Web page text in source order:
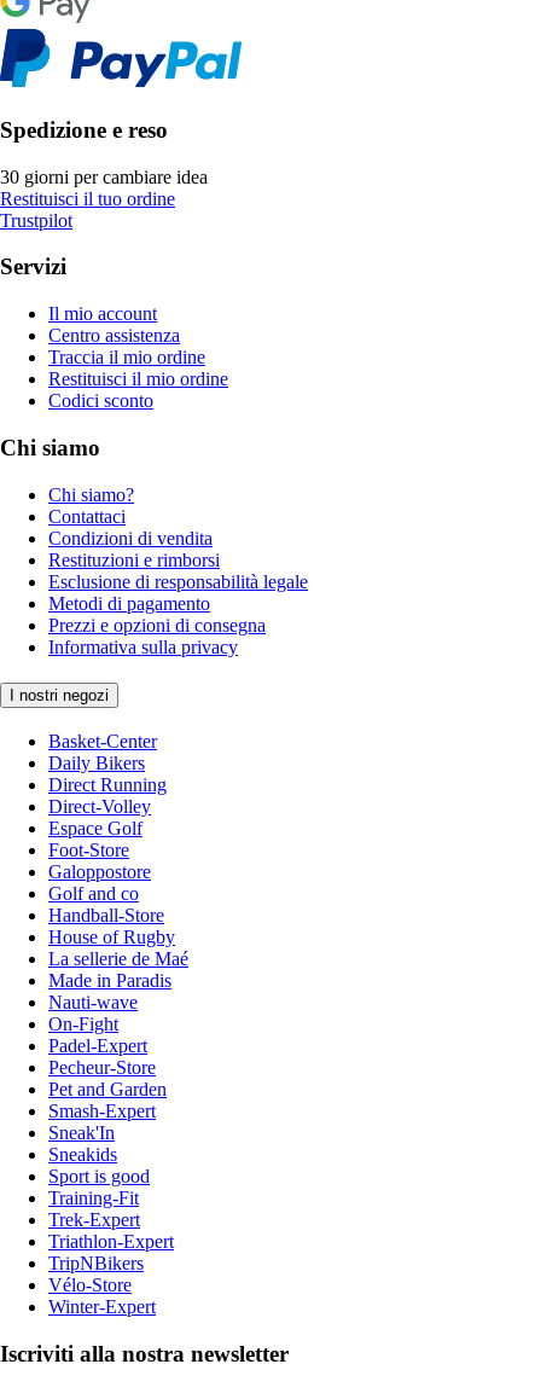
Spedizione e reso
30 giorni per cambiare idea
Restituisci il tuo ordine
Trustpilot
Servizi
Il mio account
Centro assistenza
Traccia il mio ordine
Restituisci il mio ordine
Codici sconto
Chi siamo
Chi siamo?
Contattaci
Condizioni di vendita
Restituzioni e rimborsi
Esclusione di responsabilità legale
Metodi di pagamento
Prezzi e opzioni di consegna
Informativa sulla privacy
I nostri negozi
Basket-Center
Daily Bikers
Direct Running
Direct-Volley
Espace Golf
Foot-Store
Galoppostore
Golf and co
Handball-Store
House of Rugby
La sellerie de Maé
Made in Paradis
Nauti-wave
On-Fight
Padel-Expert
Pecheur-Store
Pet and Garden
Smash-Expert
Sneak'In
Sneakids
Sport is good
Training-Fit
Trek-Expert
Triathlon-Expert
TripNBikers
Vélo-Store
Winter-Expert
Iscriviti alla nostra newsletter